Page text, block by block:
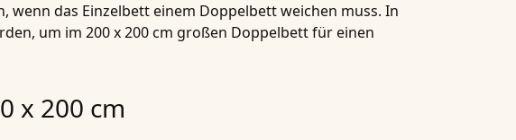
wenn das Einzelbett einem Doppelbett weichen muss. In
um im 200 x 200 cm großen Doppelbett für einen
x 200 cm